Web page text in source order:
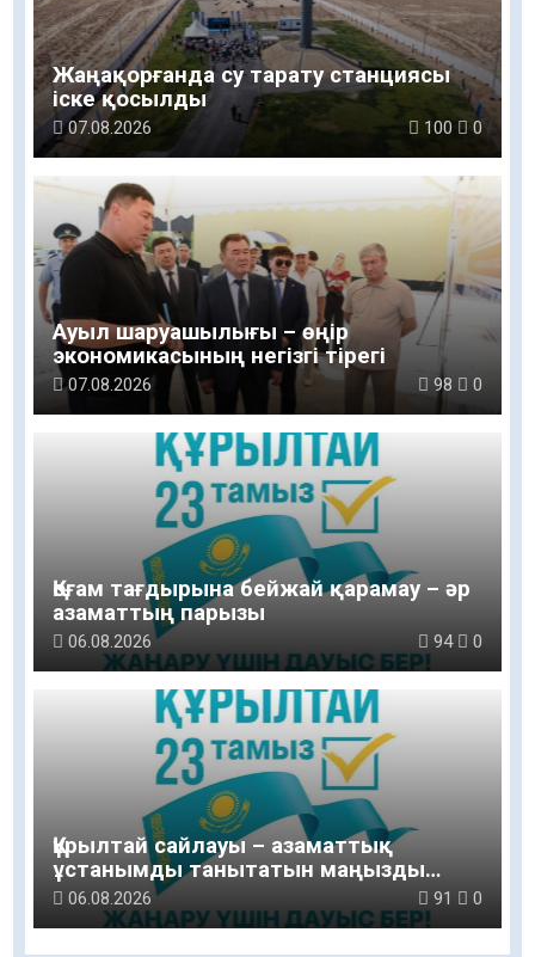
Жаңақорғанда су тарату станциясы
іске қосылды
07.08.2026 100 0
Ауыл шаруашылығы – өңір
экономикасының негізгі тірегі
07.08.2026 98 0
Қоғам тағдырына бейжай қарамау – әр
азаматтың парызы
06.08.2026 94 0
Құрылтай сайлауы – азаматтық
ұстанымды танытатын маңызды
қадам
06.08.2026 91 0